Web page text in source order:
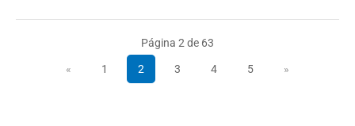
Página 2 de 63
« 1 2 3 4 5 »